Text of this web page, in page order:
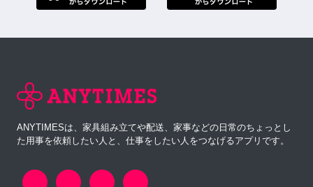
ANYTIMESは、家具組み立てや配送、家事などの日常のちょっとし
た用事を依頼したい人と、仕事をしたい人をつなげるアプリです。